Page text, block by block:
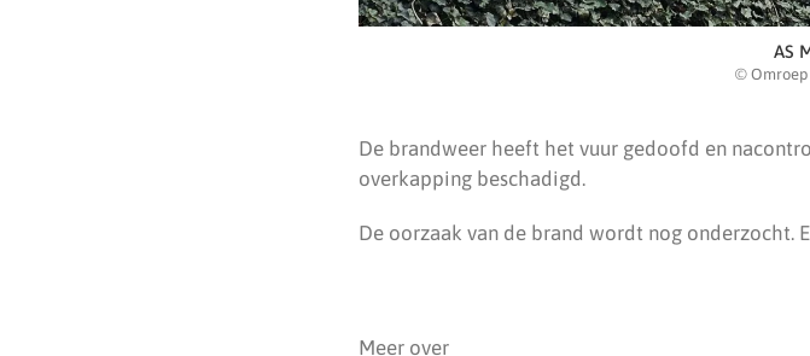
AS
© Omroep
De brandweer heeft het vuur gedoofd en
overkapping beschadigd.
De oorzaak van de brand wordt nog onderzocht.
Meer over